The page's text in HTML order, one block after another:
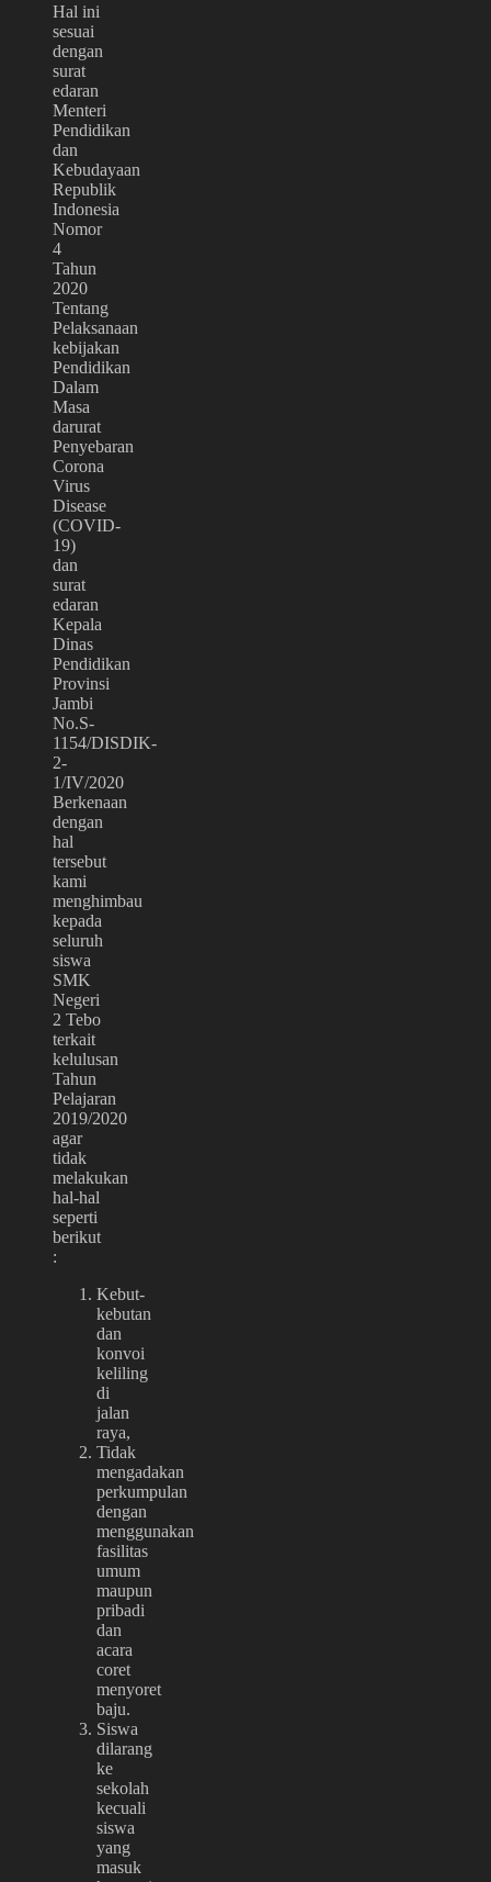
Hal ini
sesuai
dengan
surat
edaran
Menteri
Pendidikan
dan
Kebudayaan
Republik
Indonesia
Nomor
4
Tahun
2020
Tentang
Pelaksanaan
kebijakan
Pendidikan
Dalam
Masa
darurat
Penyebaran
Corona
Virus
Disease
(COVID-
19)
dan
surat
edaran
Kepala
Dinas
Pendidikan
Provinsi
Jambi
No.S-
1154/DISDIK-
2-
1/IV/2020
Berkenaan
dengan
hal
tersebut
kami
menghimbau
kepada
seluruh
siswa
SMK
Negeri
2 Tebo
terkait
kelulusan
Tahun
Pelajaran
2019/2020
agar
tidak
melakukan
hal-hal
seperti
berikut
:
Kebut-
kebutan
dan
konvoi
keliling
di
jalan
raya,
Tidak
mengadakan
perkumpulan
dengan
menggunakan
fasilitas
umum
maupun
pribadi
dan
acara
coret
menyoret
baju.
Siswa
dilarang
ke
sekolah
kecuali
siswa
yang
masuk